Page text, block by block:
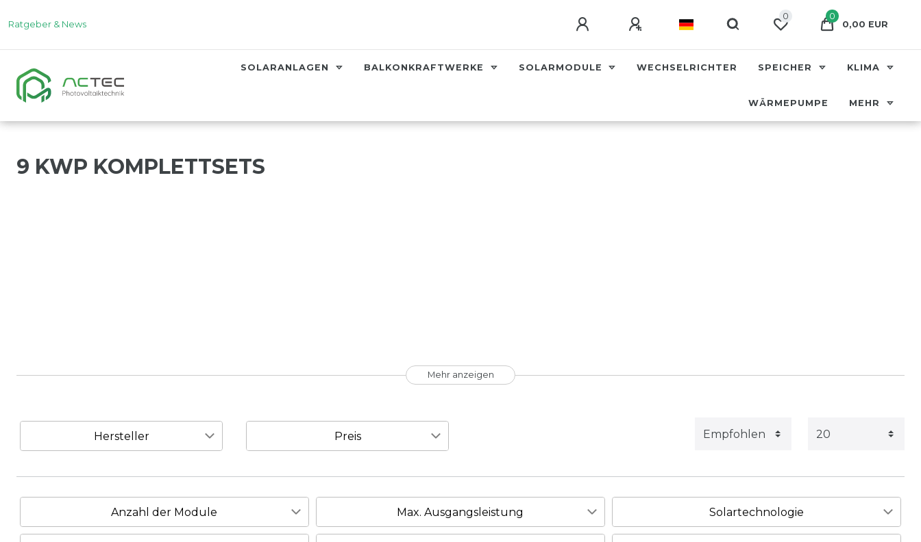
Ratgeber & News
0
0
0,00 EUR
SOLARANLAGEN BALKONKRAFTWERKE SOLARMODULE WECHSELRICHTER SPEICHER KLIMA
WÄRMEPUMPE MEHR
9 KWP KOMPLETTSETS
Mehr anzeigen
Hersteller
GROWATT Solplanet
Preis
€ ― €
Anzahl der Module Max. Ausgangsleistung Solartechnologie